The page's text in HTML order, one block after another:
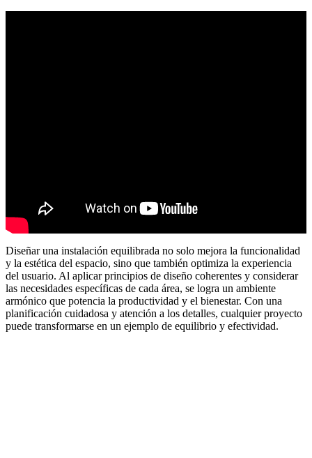
Diseñar una instalación equilibrada no solo mejora la funcionalidad
y la estética del espacio, sino que también optimiza la experiencia
del usuario. Al aplicar principios de diseño coherentes y considerar
las necesidades específicas de cada área, se logra un ambiente
armónico que potencia la productividad y el bienestar. Con una
planificación cuidadosa y atención a los detalles, cualquier proyecto
puede transformarse en un ejemplo de equilibrio y efectividad.